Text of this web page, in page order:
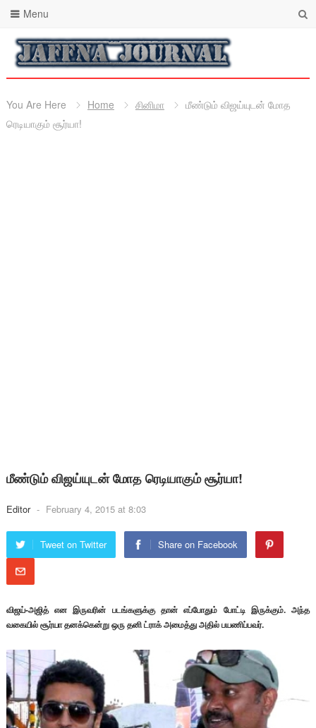
Menu
You Are Here Home சினிமா
மீண்டும் விஜய்யுடன் மோத
ரெடியாகும் சூர்யா!
மீண்டும் விஜய்யுடன் மோத ரெடியாகும் சூர்யா!
Editor - February 4, 2015 at 8:03
Tweet on Twitter Share on Facebook
விஜய்-அஜித் என இருவரின் படங்களுக்கு தான் எப்போதும் போட்டி இருக்கும். அந்த
வகையில் சூர்யா தனக்கென்று ஒரு தனி ட்ராக் அமைத்து அதில் பயணிப்பவர்.